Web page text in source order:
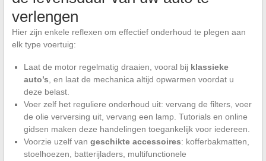
verlengen
Hier zijn enkele reflexen om effectief onderhoud te plegen aan
elk type voertuig:
Laat de motor regelmatig draaien, vooral bij klassieke
auto’s , en laat de mechanica altijd opwarmen voordat u
deze belast.
Voer zelf het reguliere onderhoud uit: vervang de filters, voer
de olie verversing uit, vervang een lamp. Tutorials en online
gidsen maken deze handelingen toegankelijk voor iedereen.
Voorzie uzelf van geschikte accessoires: kofferbakmatten,
stoelhoezen, batterijladers, multifunctionele